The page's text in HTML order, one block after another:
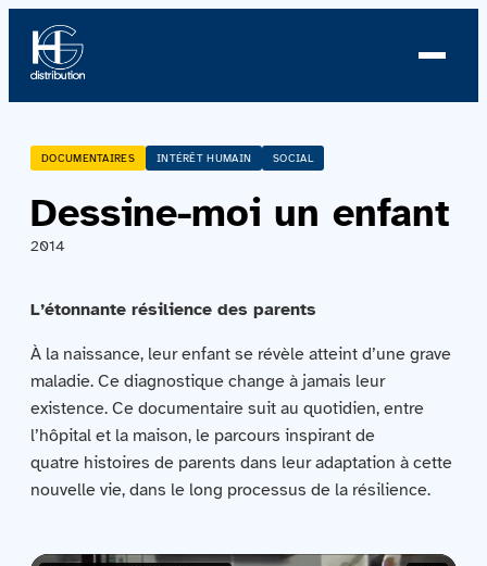
À propos
Profil
Équipe
Équipe
Catalogue
Contactez-nous
Acquisitions
DOCUMENTAIRES INTÉRÊT HUMAIN SOCIAL
Dessine-moi un enfant
2014
L’étonnante résilience des parents
À la naissance, leur enfant se révèle atteint d’une grave
maladie. Ce diagnostique change à jamais leur
existence. Ce documentaire suit au quotidien, entre
l’hôpital et la maison, le parcours inspirant de
quatre histoires de parents dans leur adaptation à cette
nouvelle vie, dans le long processus de la résilience.